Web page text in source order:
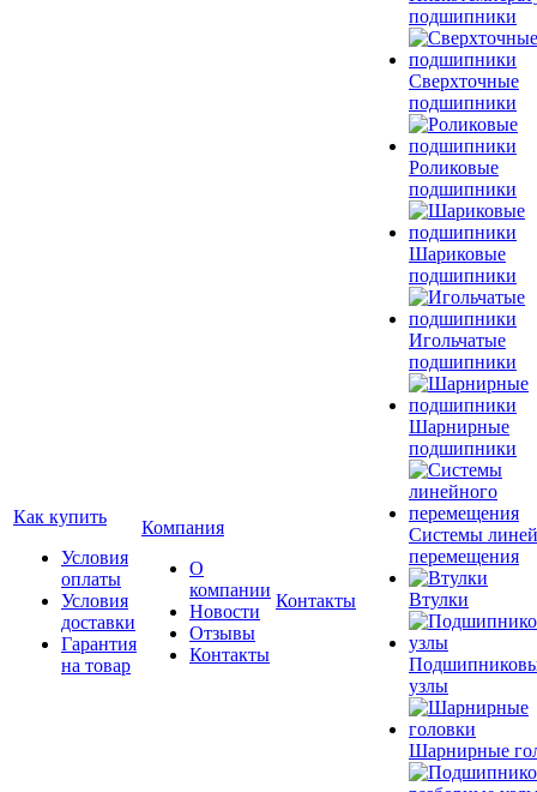
Как купить
Условия
оплаты
Условия
доставки
Гарантия
на товар
Компания
О
компании
Новости
Отзывы
Контакты
Контакты
подшипники
Сверхточные
подшипники
Роликовые
подшипники
Шариковые
подшипники
Игольчатые
подшипники
Шарнирные
подшипники
Системы
перемещения
Втулки
узлы
Шарнирные